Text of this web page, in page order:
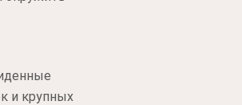
и крупных